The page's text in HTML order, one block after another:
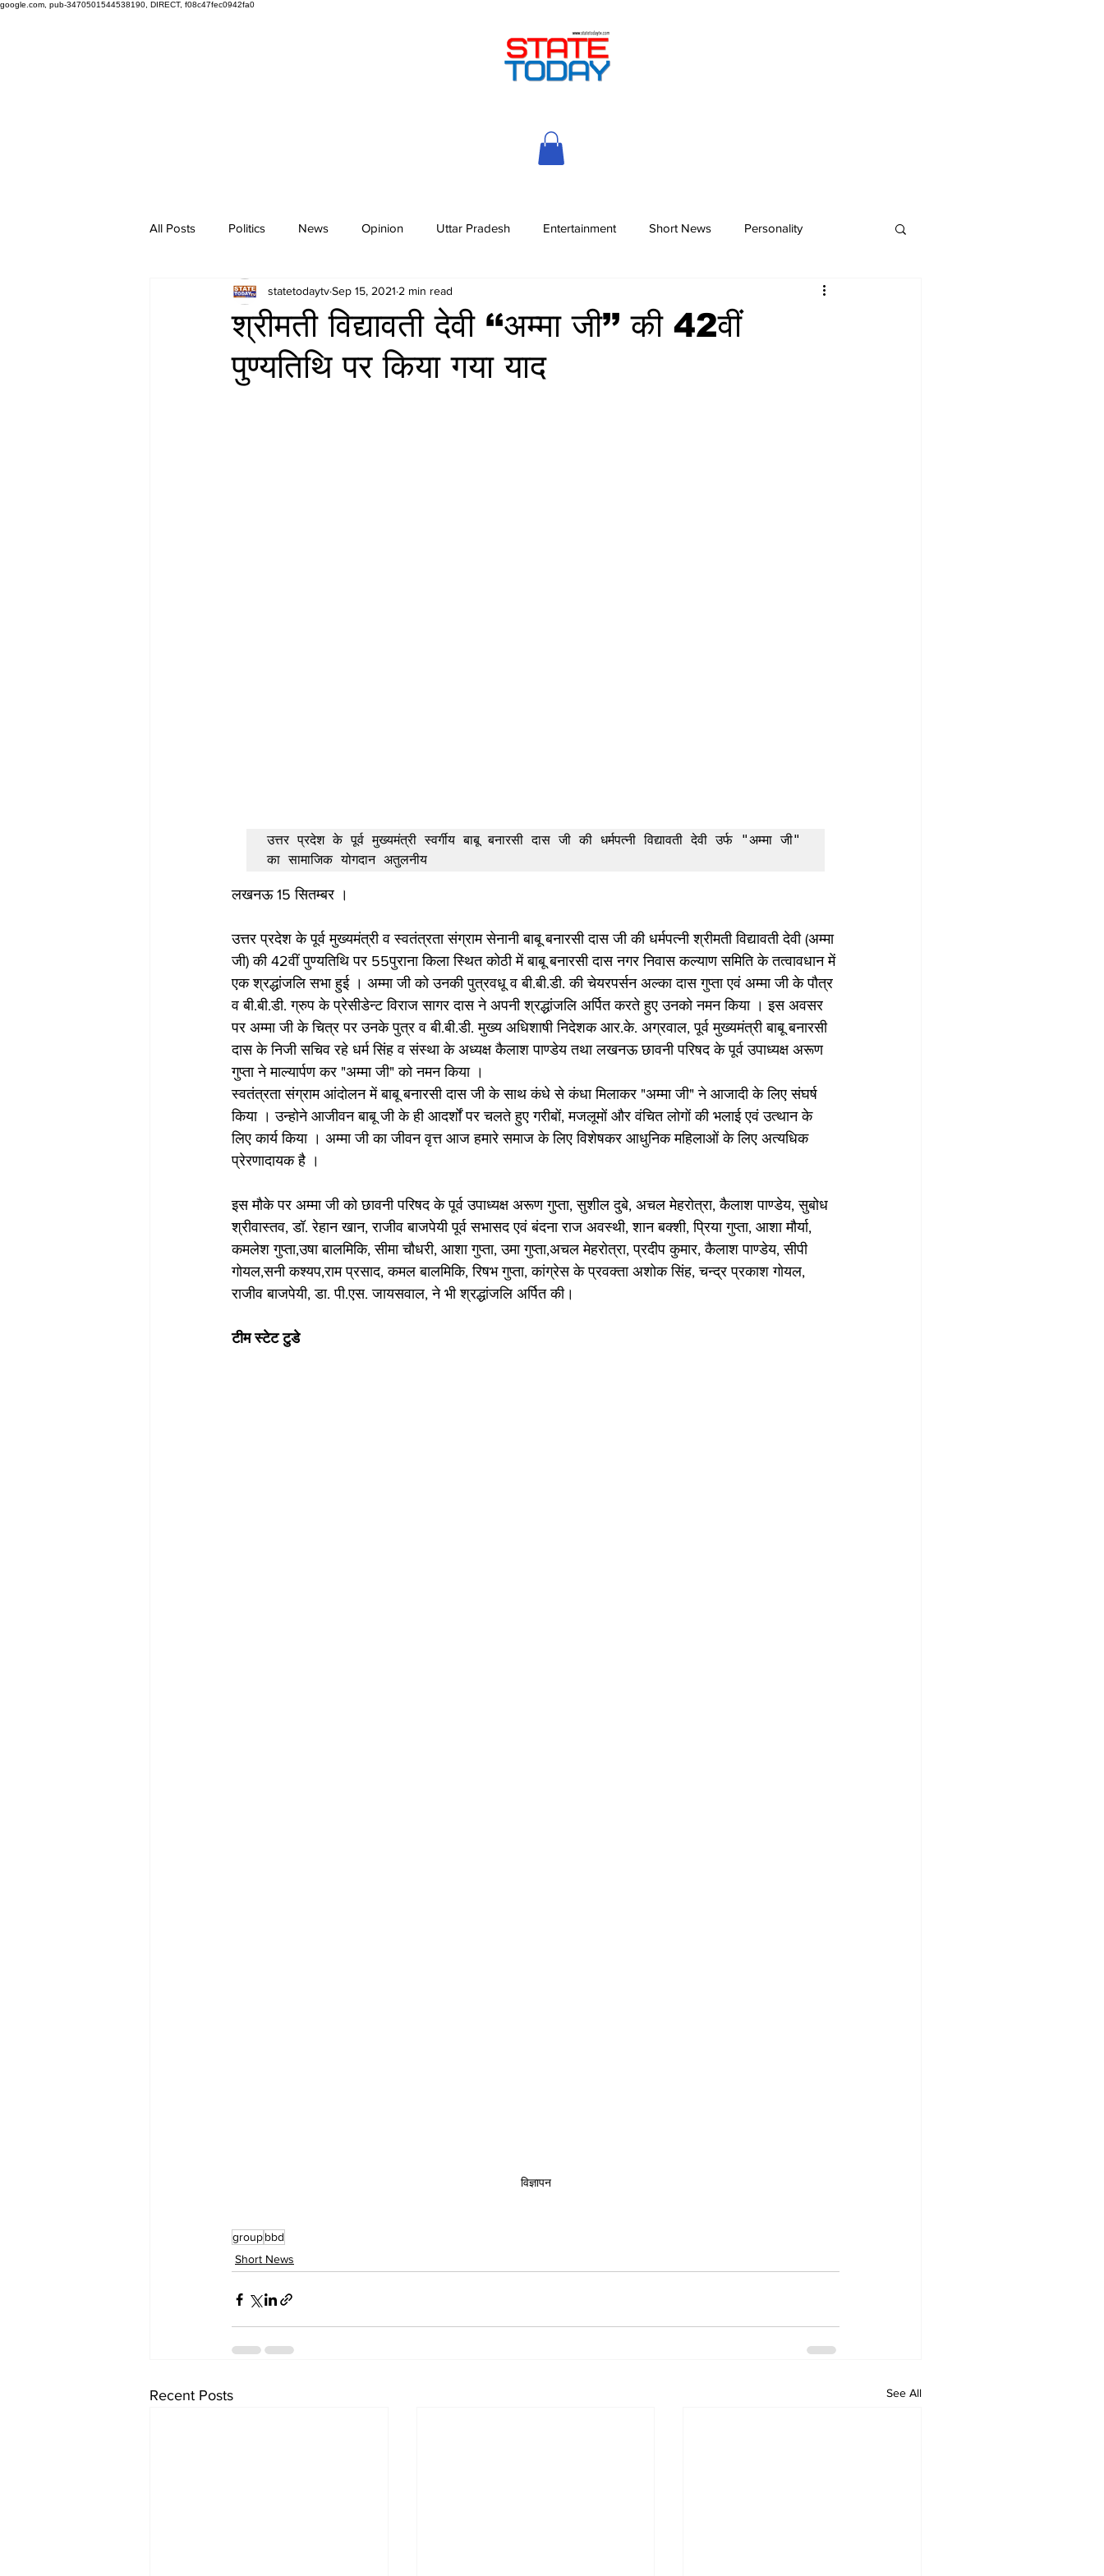
google.com, pub-3470501544538190, DIRECT, f08c47fec0942fa0
All Posts Politics News Opinion Uttar Pradesh Entertainment Short News Personality
श्रीमती विद्यावती देवी ‘‘अम्मा जी’’ की 42वीं
पुण्यतिथि पर किया गया याद
statetodaytvSep 15, 2021 2 min read
उत्तर प्रदेश के पूर्व मुख्यमंत्री स्वर्गीय बाबू बनारसी दास जी की धर्मपत्नी विद्यावती देवी उर्फ "अम्मा जी"
का सामाजिक योगदान अतुलनीय
लखनऊ 15 सितम्बर ।
उत्तर प्रदेश के पूर्व मुख्यमंत्री व स्वतंत्रता संग्राम सेनानी बाबू बनारसी दास जी की धर्मपत्नी श्रीमती विद्यावती देवी (अम्मा
जी) की 42वीं पुण्यतिथि पर 55पुराना किला स्थित कोठी में बाबू बनारसी दास नगर निवास कल्याण समिति के तत्वावधान में
एक श्रद्धांजलि सभा हुई । अम्मा जी को उनकी पुत्रवधू व बी.बी.डी. की चेयरपर्सन अल्का दास गुप्ता एवं अम्मा जी के पौत्र
व बी.बी.डी. ग्रुप के प्रेसीडेन्ट विराज सागर दास ने अपनी श्रद्धांजलि अर्पित करते हुए उनको नमन किया । इस अवसर
पर अम्मा जी के चित्र पर उनके पुत्र व बी.बी.डी. मुख्य अधिशाषी निदेशक आर.के. अग्रवाल, पूर्व मुख्यमंत्री बाबू बनारसी
दास के निजी सचिव रहे धर्म सिंह व संस्था के अध्यक्ष कैलाश पाण्डेय तथा लखनऊ छावनी परिषद के पूर्व उपाध्यक्ष अरूण
गुप्ता ने माल्यार्पण कर "अम्मा जी" को नमन किया ।
स्वतंत्रता संग्राम आंदोलन में बाबू बनारसी दास जी के साथ कंधे से कंधा मिलाकर "अम्मा जी" ने आजादी के लिए संघर्ष
किया । उन्होने आजीवन बाबू जी के ही आदर्शों पर चलते हुए गरीबों, मजलूमों और वंचित लोगों की भलाई एवं उत्थान के
लिए कार्य किया । अम्मा जी का जीवन वृत्त आज हमारे समाज के लिए विशेषकर आधुनिक महिलाओं के लिए अत्यधिक
प्रेरणादायक है ।
इस मौके पर अम्मा जी को छावनी परिषद के पूर्व उपाध्यक्ष अरूण गुप्ता, सुशील दुबे, अचल मेहरोत्रा, कैलाश पाण्डेय, सुबोध
श्रीवास्तव, डॉ. रेहान खान, राजीव बाजपेयी पूर्व सभासद एवं बंदना राज अवस्थी, शान बक्शी, प्रिया गुप्ता, आशा मौर्या,
कमलेश गुप्ता,उषा बालमिकि, सीमा चौधरी, आशा गुप्ता, उमा गुप्ता,अचल मेहरोत्रा, प्रदीप कुमार, कैलाश पाण्डेय, सीपी
गोयल,सनी कश्यप,राम प्रसाद, कमल बालमिकि, रिषभ गुप्ता, कांग्रेस के प्रवक्ता अशोक सिंह, चन्द्र प्रकाश गोयल,
राजीव बाजपेयी, डा. पी.एस. जायसवाल, ने भी श्रद्धांजलि अर्पित की।
टीम स्टेट टुडे
विज्ञापन
groupbbd
Short News
Recent Posts See All